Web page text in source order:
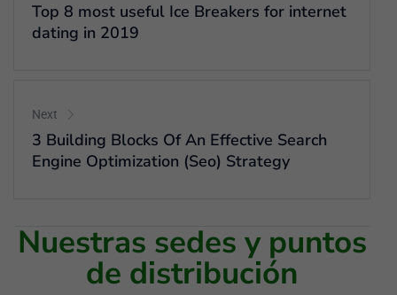
Top 8 most useful Ice Breakers for internet
dating in 2019
Next
3 Building Blocks Of An Effective Search
Engine Optimization (Seo) Strategy
Nuestras sedes y puntos
de distribución